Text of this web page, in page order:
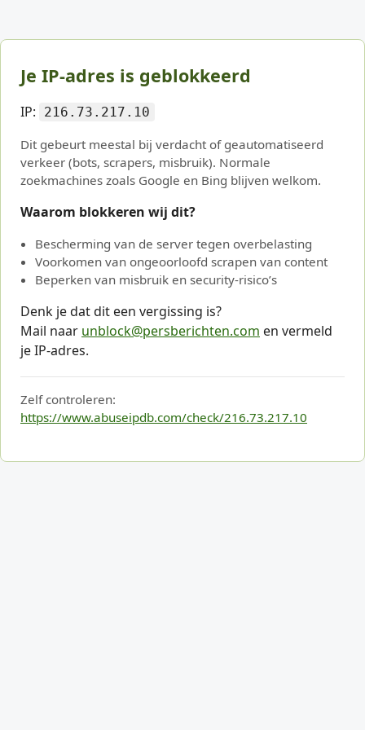
Je IP-adres is geblokkeerd
IP: 216.73.217.10
Dit gebeurt meestal bij verdacht of geautomatiseerd
verkeer (bots, scrapers, misbruik). Normale
zoekmachines zoals Google en Bing blijven welkom.
Waarom blokkeren wij dit?
Bescherming van de server tegen overbelasting
Voorkomen van ongeoorloofd scrapen van content
Beperken van misbruik en security-risico’s
Denk je dat dit een vergissing is?
Mail naar unblock@persberichten.com en vermeld
je IP-adres.
Zelf controleren:
https://www.abuseipdb.com/check/216.73.217.10